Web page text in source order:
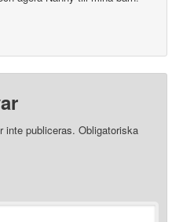
inte publiceras. Obligatoriska